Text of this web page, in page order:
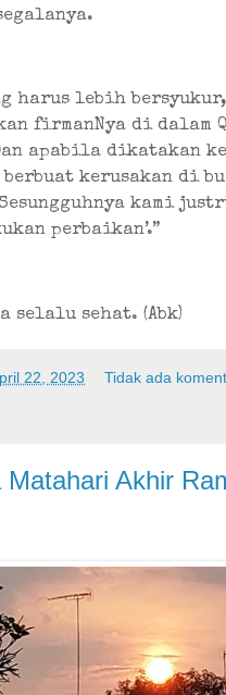
harus lebih
firmanNya di dalam
apabila dikatakan
berbuat kerusakan di
kami
perbaikan’.”
selalu sehat. (Abk)
22, 2023 Tidak ada
Matahari Akhir